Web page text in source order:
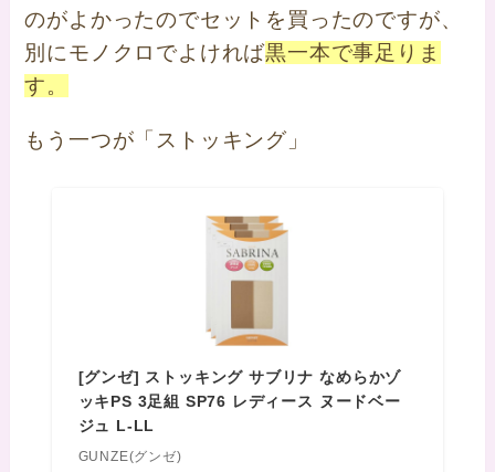
のがよかったのでセットを買ったのですが、
別にモノクロでよければ黒一本で事足りま
す。
もう一つが「ストッキング」
[グンゼ] ストッキング サブリナ なめらかゾ
ッキPS 3足組 SP76 レディース ヌードベー
ジュ L-LL
GUNZE(グンゼ)